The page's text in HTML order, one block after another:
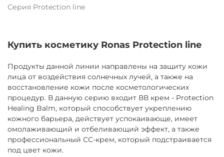
Серия Protection line
Купить косметику Ronas Protection line
Продукты данной линии направлены на защиту кожи
лица от воздействия солнечных лучей, а также на
восстановление кожи после косметологических
процедур. В данную серию входит ВВ крем - Protection
Healing Balm, который способствует укреплению
кожного барьера, действует успокаивающе, имеет
омолаживающий и отбеливающий эффект, а также
профессиональный СС-крем, который подстраивается
под цвет кожи.